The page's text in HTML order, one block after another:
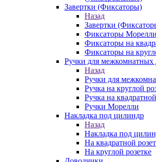
Завертки (Фиксаторы)
Назад
Завертки
Фиксаторы Морелли
Фиксаторы на
Фиксаторы на
Ручки для межкомнатных
Назад
Ручки для
Ручка на круглой
Ручка на
Ручки Морелли
Накладка под цилиндр
Назад
Накладка под
На квадратной
На круглой розетке